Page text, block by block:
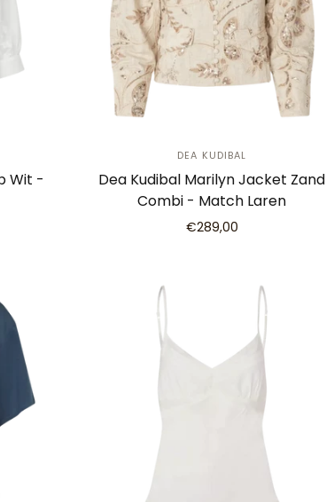
Wit -
DEA KUDIBAL
Dea Kudibal Marilyn Jacket Zand
Combi - Match Laren
€289,00